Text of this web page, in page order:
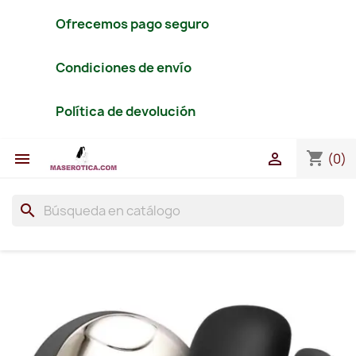
Ofrecemos pago seguro
Condiciones de envío
Política de devolución
 shopping_cart (0)

search